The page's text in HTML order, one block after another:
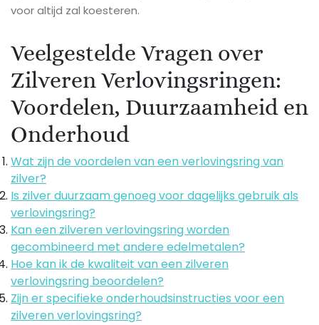
voor altijd zal koesteren.
Veelgestelde Vragen over
Zilveren Verlovingsringen:
Voordelen, Duurzaamheid en
Onderhoud
Wat zijn de voordelen van een verlovingsring van
zilver?
Is zilver duurzaam genoeg voor dagelijks gebruik als
verlovingsring?
Kan een zilveren verlovingsring worden
gecombineerd met andere edelmetalen?
Hoe kan ik de kwaliteit van een zilveren
verlovingsring beoordelen?
Zijn er specifieke onderhoudsinstructies voor een
zilveren verlovingsring?